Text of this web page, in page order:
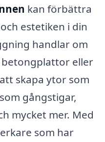
kan förbättra
estetiken i din
handlar om
eller
skapa ytor som
gångstigar,
mycket mer. Med
som har